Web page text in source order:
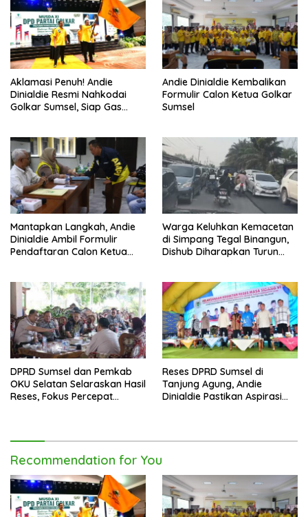
Aklamasi Penuh! Andie
Dinialdie Resmi Nahkodai
Golkar Sumsel, Siap Gas
Andie Dinialdie Kembalikan
Formulir Calon Ketua Golkar
Sumsel
Mantapkan Langkah, Andie
Dinialdie Ambil Formulir
Pendaftaran Calon Ketua
Warga Keluhkan Kemacetan
di Simpang Tegal Binangun,
Dishub Diharapkan Turun
DPRD Sumsel dan Pemkab
OKU Selatan Selaraskan Hasil
Reses, Fokus Percepat
Reses DPRD Sumsel di
Tanjung Agung, Andie
Dinialdie Pastikan Aspirasi
Recommendation for You